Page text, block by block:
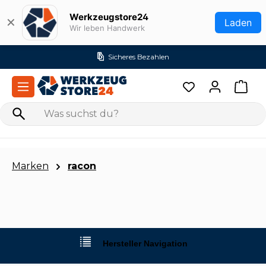
Zum Hauptinhalt springen
✕ Werkzeugstore24
Wir leben Handwerk Laden
Marken racon
Hersteller Navigation